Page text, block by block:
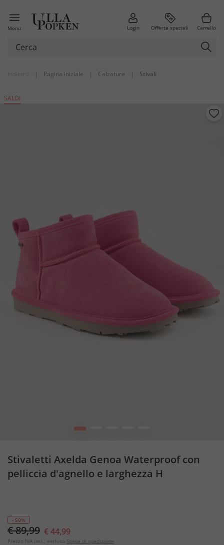
Menu Login Offerte speciali Carrello
| Pagina iniziale | Calzature | Stivali
SALDI
1
Stivaletti Axelda Genoa Waterproof con
pelliccia d'agnello e larghezza H
- 50%
€ 89,99 € 44,99
Prezzo IVA incl., escluso Spese di spedizione